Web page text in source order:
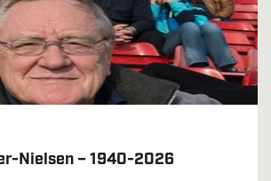
Nielsen – 1940-2026